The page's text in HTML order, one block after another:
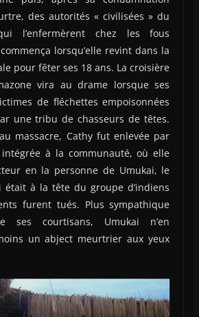
des autorités « civilisées » du
l’enfermèrent chez les fous
lorsqu’elle revint dans la
pour fêter ses 18 ans. La croisière
vira au drame lorsque ses
de fléchettes empoisonnées
une tribu de chasseurs de têtes.
massacre, Cathy fut enlevée par
à la communauté, où elle
en la personne de Umukai, le
était à la tête du groupe d’indiens
furent tués. Plus sympathique
ses courtisans, Umukai n’en
un abject meurtrier aux yeux